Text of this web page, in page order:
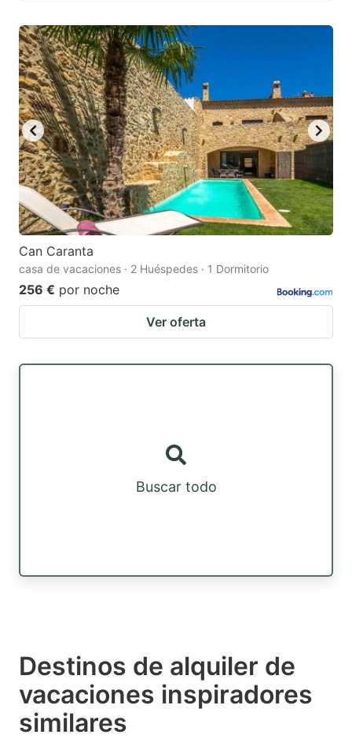
Can Caranta
casa de vacaciones · 2 Huéspedes · 1 Dormitorio
256 € por noche
Ver oferta
Buscar todo
Destinos de alquiler de
vacaciones inspiradores
similares